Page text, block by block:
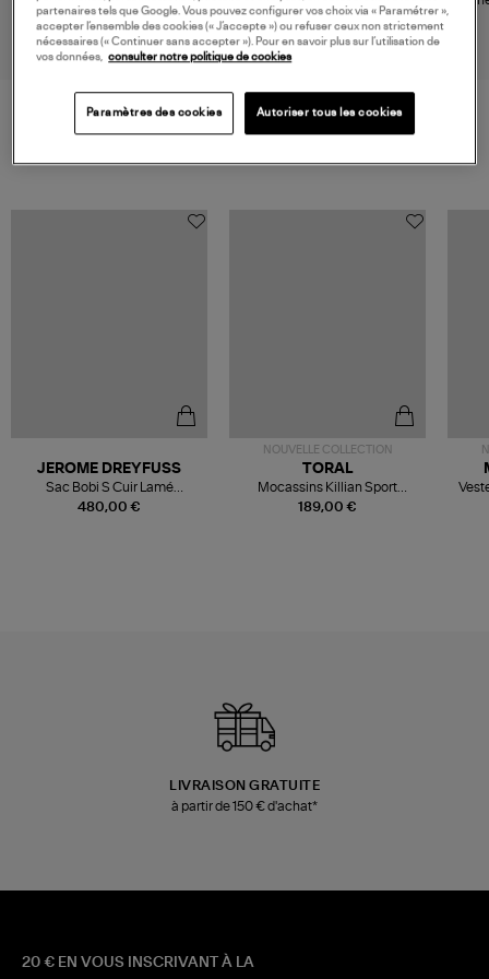
120,00 €
Gris Rouge
75,00 €
Flanelle
480,00 €
JEROME DREYFUSS
Sac Bobi S Cuir Lamé
Champagne
NOUVELLE COLLECTION
189,00 €
TORAL
Mocassins Killian Sport
Mousse
LIVRAISON GRATUITE
à partir de 150 € d'achat*
20 € EN VOUS INSCRIVANT À LA
partenaires tels que Google. Vous pouvez configurer vos choix via « Paramétrer »,
accepter l’ensemble des cookies (« J’accepte ») ou refuser ceux non strictement
nécessaires (« Continuer sans accepter »). Pour en savoir plus sur l’utilisation de
vos données,
consulter notre politique de cookies
Paramètres des cookies Autoriser tous les cookies